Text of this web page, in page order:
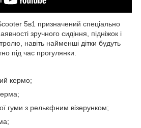
5в1 призначений спеціально
зручного сидіння, підніжок і
навіть найменші дітки будуть
під час прогулянки.
кермо;
гуми з рельєфним візерунком;